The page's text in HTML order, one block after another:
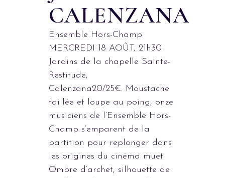
CALENZANA
Ensemble Hors-Champ
MERCREDI 18 AOÛT, 21h30
Jardins de la chapelle Sainte-
Restitude,
Calenzana20/25€. Moustache
taillée et loupe au poing, onze
musiciens de l’Ensemble Hors-
Champ s’emparent de la
partition pour replonger dans
les origines du cinéma muet.
Ombre d’archet, silhouette de